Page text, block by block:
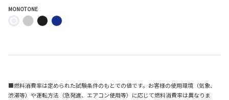
MONOTONE
■燃料消費率は定められた試験条件のもとでの値です。お客様の使用環境（気象、
渋滞等）や運転方法（急発進、エアコン使用等）に応じて燃料消費率は異なりま